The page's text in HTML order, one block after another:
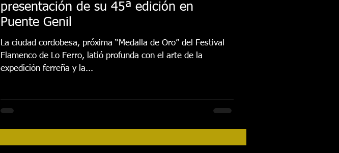
presentación de su 45ª edición en
Puente Genil
La ciudad cordobesa, próxima “Medalla de Oro” del Festival
Flamenco de Lo Ferro, latió profunda con el arte de la
expedición ferreña y la...